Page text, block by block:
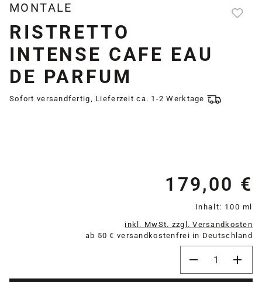
MONTALE
RISTRETTO
INTENSE CAFE EAU
DE PARFUM
Sofort versandfertig, Lieferzeit ca. 1-2 Werktage
179,00 €
Inhalt: 100 ml
inkl. MwSt. zzgl. Versandkosten
ab 50 € versandkostenfrei in Deutschland